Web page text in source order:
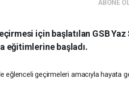
ABONE
için başlatılan GSB Yaz
eğitimlerine başladı.
eğlenceli geçirmeleri amacıyla hayata